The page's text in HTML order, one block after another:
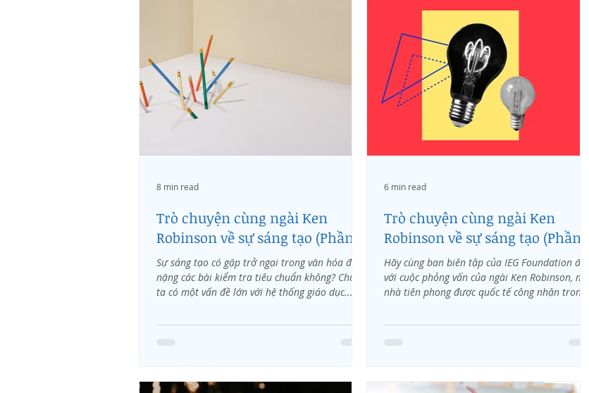
Trò chuyện cùng ngài Ken
Robinson về sự sáng tạo (Phần 2)
Sự sáng tạo có gặp trở ngại trong văn hóa đặt
nặng các bài kiểm tra tiêu chuẩn không? Chúng
ta có một vấn đề lớn với hệ thống giáo dục...
8 min read
Trò chuyện cùng ngài Ken
Robinson về sự sáng tạo (Phần 1)
Hãy cùng ban biên tập của IEG Foundation đến
với cuộc phỏng vấn của ngài Ken Robinson, một
nhà tiên phong được quốc tế công nhận trong...
6 min read